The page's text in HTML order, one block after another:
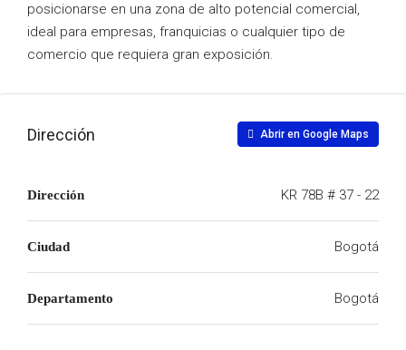
posicionarse en una zona de alto potencial comercial,
ideal para empresas, franquicias o cualquier tipo de
comercio que requiera gran exposición.
Dirección Abrir en Google Maps
Dirección KR 78B # 37 - 22
Ciudad Bogotá
Departamento Bogotá